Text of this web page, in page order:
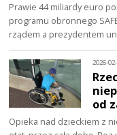
Prawie 44 miliardy euro
programu obronnego
rządem a prezydentem
2026-
od
Opieka nad dzieckiem z